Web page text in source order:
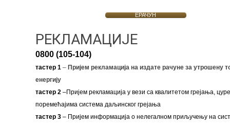
ЕРАЧУН
РЕКЛАМАЦИЈЕ
0800 (105-104)
тастер 1–Пријем рекламација на издате рачуне за утрошену
енергију
тастер 2–Пријем рекламација у вези са квалитетом грејања,
поремећајима система даљинског грејања
тастер 3– Пријем информација о нелегалном приључењу на